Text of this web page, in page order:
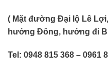
( Mặt đường Đại lộ Lê
hướng Đông, hướng đi
Tel: 0948 815 368 – 0961